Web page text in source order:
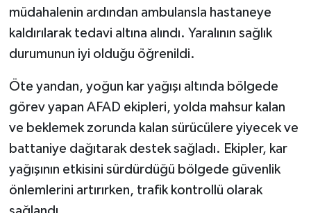
müdahalenin ardından ambulansla hastaneye
kaldırılarak tedavi altına alındı. Yaralının sağlık
durumunun iyi olduğu öğrenildi.
Öte yandan, yoğun kar yağışı altında bölgede
görev yapan AFAD ekipleri, yolda mahsur kalan
ve beklemek zorunda kalan sürücülere yiyecek ve
battaniye dağıtarak destek sağladı. Ekipler, kar
yağışının etkisini sürdürdüğü bölgede güvenlik
önlemlerini artırırken, trafik kontrollü olarak